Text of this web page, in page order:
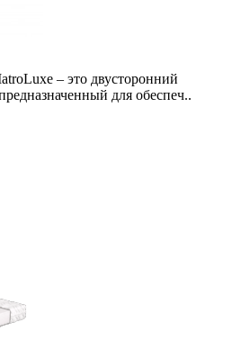
– это двусторонний
для обеспеч..